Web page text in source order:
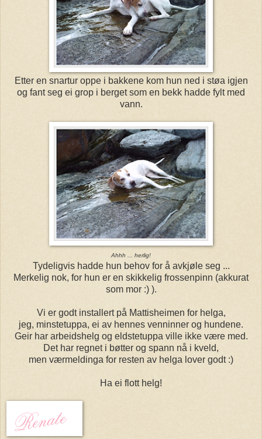
Etter en snartur oppe i bakkene kom hun ned i støa igjen
og fant seg ei grop i berget som en bekk hadde fylt med
vann.
Ahhh ... herlig!
Tydeligvis hadde hun behov for å avkjøle seg ...
Merkelig nok, for hun er en skikkelig frossenpinn (akkurat
som mor :) ).
Vi er godt installert på Mattisheimen for helga,
jeg, minstetuppa, ei av hennes venninner og hundene.
Geir har arbeidshelg og eldstetuppa ville ikke være med.
Det har regnet i bøtter og spann nå i kveld,
men værmeldinga for resten av helga lover godt :)
Ha ei flott helg!